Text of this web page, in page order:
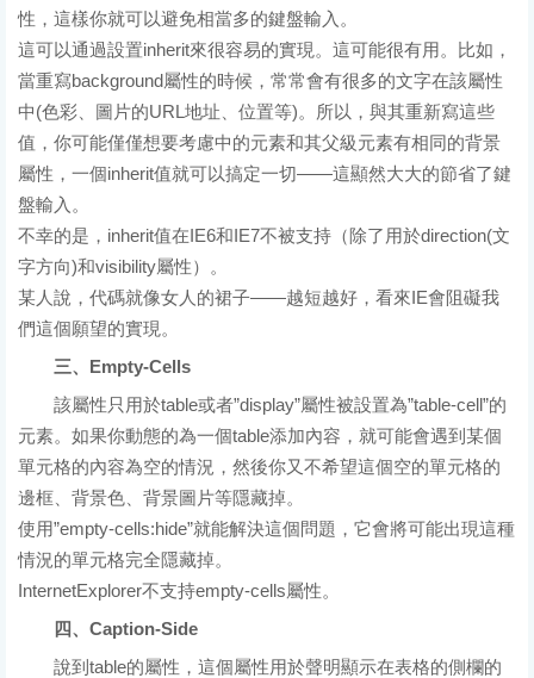
性，這樣你就可以避免相當多的鍵盤輸入。
這可以通過設置inherit來很容易的實現。這可能很有用。比如，
當重寫background屬性的時候，常常會有很多的文字在該屬性
中(色彩、圖片的URL地址、位置等)。所以，與其重新寫這些
值，你可能僅僅想要考慮中的元素和其父級元素有相同的背景
屬性，一個inherit值就可以搞定一切——這顯然大大的節省了鍵
盤輸入。
不幸的是，inherit值在IE6和IE7不被支持（除了用於direction(文
字方向)和visibility屬性）。
某人說，代碼就像女人的裙子——越短越好，看來IE會阻礙我
們這個願望的實現。
三、Empty-Cells
該屬性只用於table或者”display”屬性被設置為”table-cell”的
元素。如果你動態的為一個table添加內容，就可能會遇到某個
單元格的內容為空的情況，然後你又不希望這個空的單元格的
邊框、背景色、背景圖片等隱藏掉。
使用”empty-cells:hide”就能解決這個問題，它會將可能出現這種
情況的單元格完全隱藏掉。
InternetExplorer不支持empty-cells屬性。
四、Caption-Side
說到table的屬性，這個屬性用於聲明顯示在表格的側欄的